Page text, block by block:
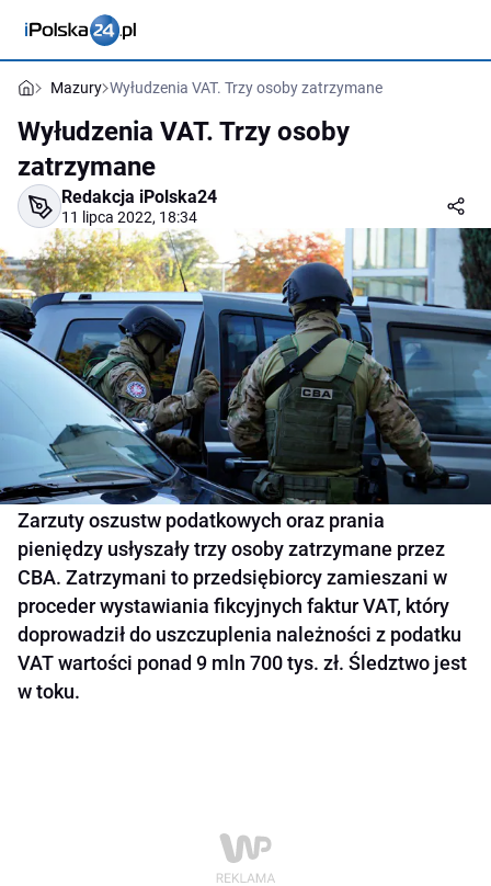
Mazury Wyłudzenia VAT. Trzy osoby zatrzymane
Wyłudzenia VAT. Trzy osoby
zatrzymane
Redakcja iPolska24
11 lipca 2022, 18:34
Zarzuty oszustw podatkowych oraz prania
pieniędzy usłyszały trzy osoby zatrzymane przez
CBA. Zatrzymani to przedsiębiorcy zamieszani w
proceder wystawiania fikcyjnych faktur VAT, który
doprowadził do uszczuplenia należności z podatku
VAT wartości ponad 9 mln 700 tys. zł. Śledztwo jest
w toku.